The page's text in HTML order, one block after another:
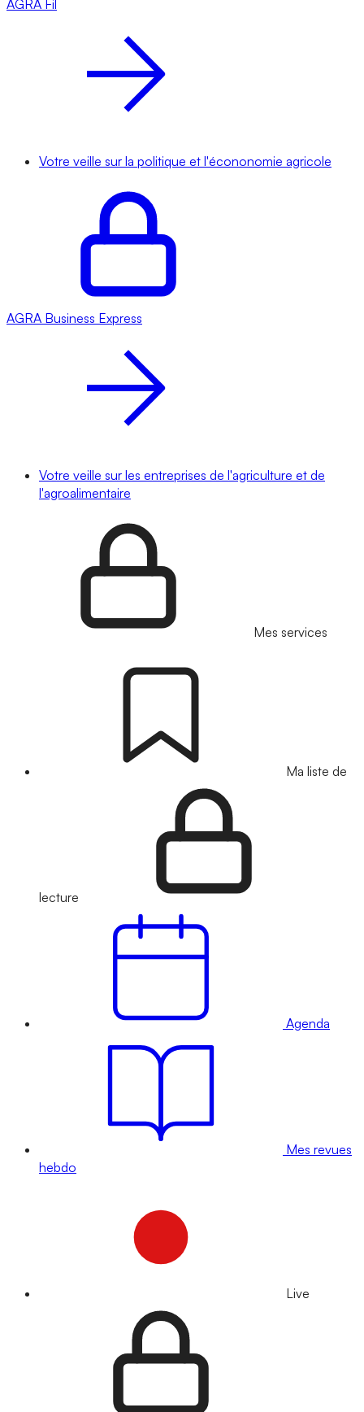
AGRA Fil
Votre veille sur la politique et l'écononomie agricole
AGRA Business Express
Votre veille sur les entreprises de l'agriculture et de
l'agroalimentaire
Mes services
Ma liste de
lecture
Agenda
Mes revues
hebdo
Live